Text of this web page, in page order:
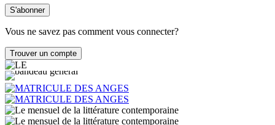
Vous ne savez pas comment vous connecter?